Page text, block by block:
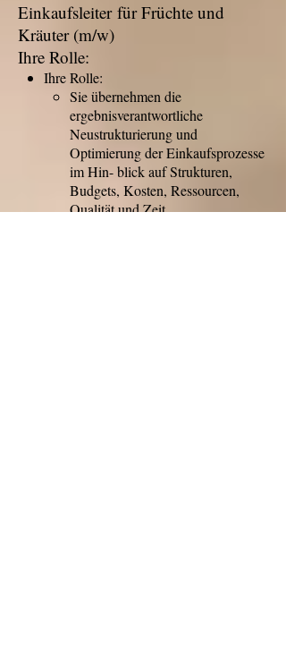
Einkaufsleiter für Früchte und
Kräuter (m/w)
Ihre Rolle:
Ihre Rolle:
Sie übernehmen die
ergebnisverantwortliche
Neustrukturierung und
Optimierung der Einkaufsprozesse
im Hin- blick auf Strukturen,
Budgets, Kosten, Ressourcen,
Qualität und Zeit.